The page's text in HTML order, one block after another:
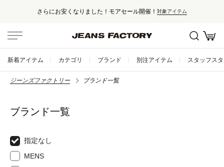
さらにお安くなりました！モアセール開催！ 対象アイテム
新着アイテム カテゴリ ブランド 別注アイテム スタッフス
ジーンズファクトリー ブランド一覧
ブランド一覧
指定なし
MENS